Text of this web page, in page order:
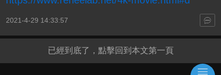
2021-4-29 14:33:57
已經到底了，點擊回到本文第一頁